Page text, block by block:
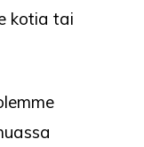
kotia tai